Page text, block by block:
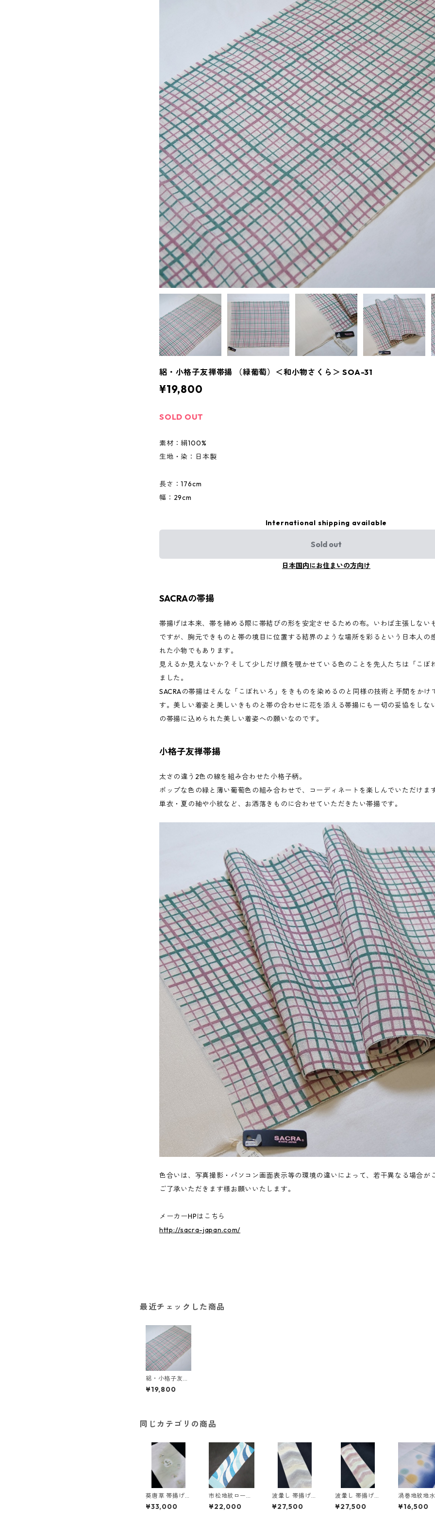
絽・小格子友禅帯揚 （緑葡萄）＜和小物さくら＞ SOA-31
¥19,800
SOLD OUT
素材：絹100%
生地・染：日本製
長さ：176cm
幅：29cm
International shipping available
Sold out
日本国内にお住まいの方向け
SACRAの帯揚
帯揚げは本来、帯を締める際に帯結びの形を安定させるための布。いわば主張しない
ですが、胸元できものと帯の境目に位置する結界のような場所を彩るという日本人の
れた小物でもあります。
見えるか見えないか？そして少しだけ顔を覗かせている色のことを先人たちは「こぼ
ました。
SACRAの帯揚はそんな「こぼれいろ」をきものを染めるのと同様の技術と手間をかけ
す。美しい着姿と美しいきものと帯の合わせに花を添える帯揚にも一切の妥協をしな
の帯揚に込められた美しい着姿への願いなのです。
小格子友禅帯揚
太さの違う2色の線を組み合わせた小格子柄。
ポップな色の緑と薄い葡萄色の組み合わせで、コーディネートを楽しんでいただけます
単衣・夏の紬や小紋など、お洒落きものに合わせていただきたい帯揚です。
色合いは、写真撮影・パソコン画面表示等の環境の違いによって、若干異なる場合が
ご了承いただきます様お願いいたします。
メーカーHPはこちら
http://sacra-japan.com/
最近チェックした商品
絽・小格子友禅
帯揚 （緑葡萄）
＜和小物さくら
¥19,800
同じカテゴリの商品
葵唐草 帯揚げ
＜和小物さくら
＞ SOA-89
¥33,000
市松地紋ローケ
ツ染め帯揚げ
＜和小物さくら
¥22,000
波暈し 帯揚げ
＜和小物さくら
＞ SOA-80
¥27,500
波暈し 帯揚げ
＜和小物さくら
＞ SOA-81
¥27,500
渦巻地紋地水
模様帯揚げ＜
小物さくら
¥16,500